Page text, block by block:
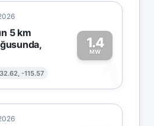
5 km
32.62, -115.57
1.4
MW
1